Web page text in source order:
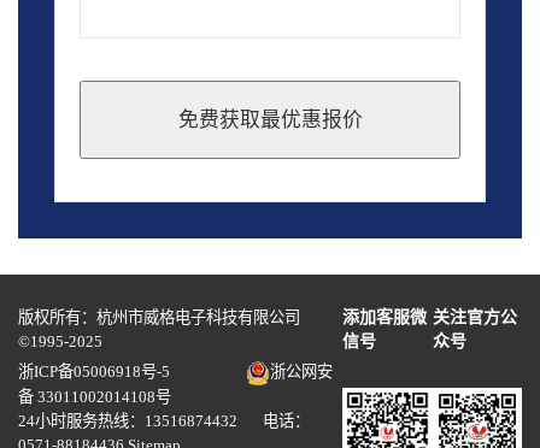
免费获取最优惠报价
should
blank
版权所有：杭州市威格电子科技有限公司
©1995-2025
添加客服微
信号
关注官方公
众号
浙ICP备05006918号-5
浙公网安
备 33011002014108号
24小时服务热线：13516874432 电话：